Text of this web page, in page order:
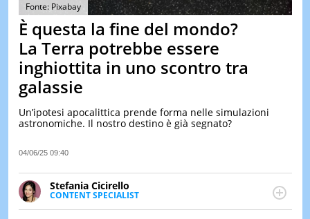
&
TEST
DI
Fonte: Pixabay
È questa la fine del mondo?
La Terra potrebbe essere
inghiottita in uno scontro tra
galassie
Un’ipotesi apocalittica prende forma nelle simulazioni
astronomiche. Il nostro destino è già segnato?
04/06/25 09:40
Stefania Cicirello
CONTENT SPECIALIST
Content writer, video editor e fotografa, ha